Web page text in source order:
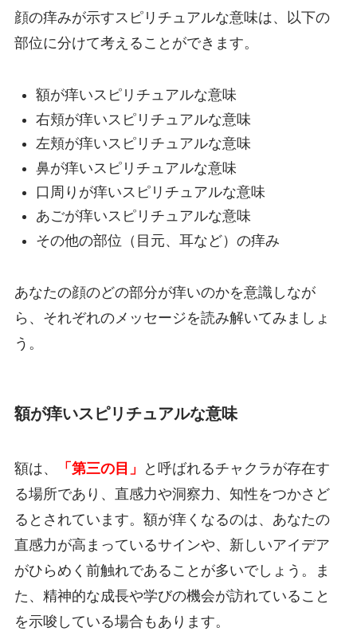
顔の痒みが示すスピリチュアルな意味は、以下の
部位に分けて考えることができます。
額が痒いスピリチュアルな意味
右頬が痒いスピリチュアルな意味
左頬が痒いスピリチュアルな意味
鼻が痒いスピリチュアルな意味
口周りが痒いスピリチュアルな意味
あごが痒いスピリチュアルな意味
その他の部位（目元、耳など）の痒み
あなたの顔のどの部分が痒いのかを意識しなが
ら、それぞれのメッセージを読み解いてみましょ
う。
額が痒いスピリチュアルな意味
額は、 「第三の目」
と呼ばれるチャクラが存在す
る場所であり、直感力や洞察力、知性をつかさど
るとされています。額が痒くなるのは、あなたの
直感力が高まっているサインや、新しいアイデア
がひらめく前触れであることが多いでしょう。ま
た、精神的な成長や学びの機会が訪れていること
を示唆している場合もあります。